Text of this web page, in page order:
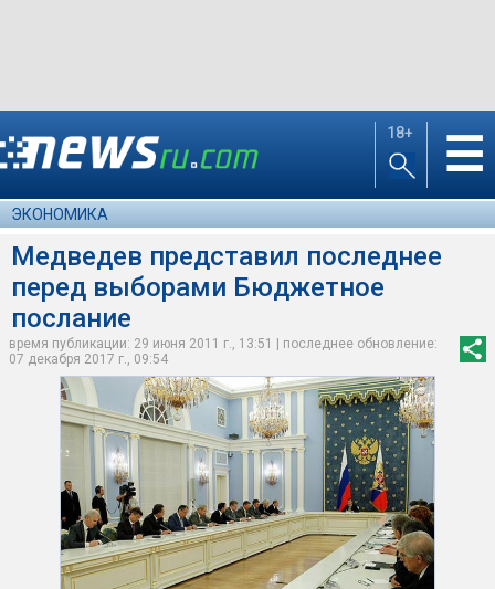
18+ ☰
ЭКОНОМИКА
Медведев представил последнее
перед выборами Бюджетное
послание
время публикации: 29 июня 2011 г., 13:51 | последнее обновление:
07 декабря 2017 г., 09:54